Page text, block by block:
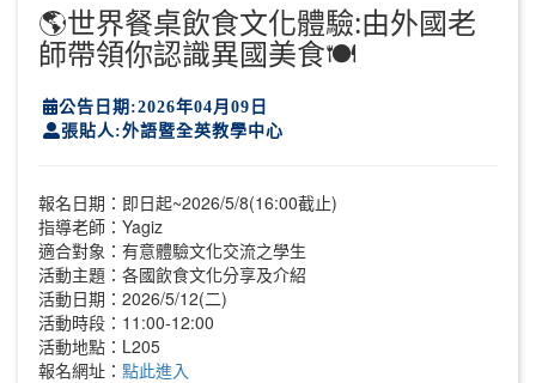
🌎世界餐桌飲食文化體驗:由外國老
師帶領你認識異國美食🍽️
公告日期:2026年04月09日
張貼人:外語暨全英教學中心
報名日期：即日起~2026/5/8(16:00截止)
指導老師：Yagiz
適合對象：有意體驗文化交流之學生
活動主題：各國飲食文化分享及介紹
活動日期：2026/5/12(二)
活動時段：11:00-12:00
活動地點：L205
報名網址： 點此進入